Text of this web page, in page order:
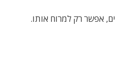
אפשר רק למרוח אותו.